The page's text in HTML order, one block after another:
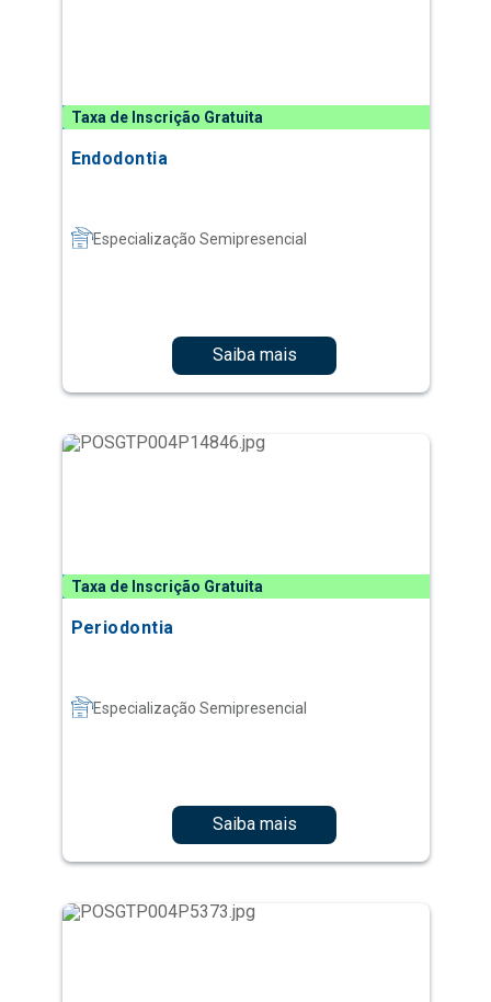
Taxa de Inscrição Gratuita
Endodontia
Especialização Semipresencial
Saiba mais
Taxa de Inscrição Gratuita
Periodontia
Especialização Semipresencial
Saiba mais